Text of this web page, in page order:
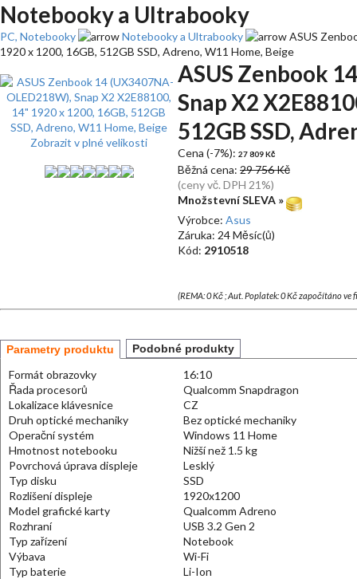
Notebooky a Ultrabooky
PC, Notebooky Notebooky a Ultrabooky
ASUS
1920 x 1200, 16GB, 512GB SSD, Adreno, W11 Home, Beige
Zobrazit v plné velikosti
ASUS Zenbook
Snap X2
512GB SSD,
Cena (-7%): 27 809 Kč
Běžná cena: 29 756 Kč
(ceny vč. DPH 21%)
Množstevní SLEVA »
Výrobce: Asus
Záruka: 24 Měsíc(ů)
Kód: 2910518
(REMA: 0 Kč ; Aut. Poplatek: 0 Kč započítáno
Parametry produktu Podobné produkty
Formát obrazovky
16:10
Řada procesorů
Qualcomm Snapdragon
Lokalizace klávesnice
CZ
Druh optické mechaniky
Bez optické mechaniky
Operační systém
Windows 11 Home
Hmotnost notebooku
Nižší než 1.5 kg
Povrchová úprava displeje
Lesklý
Typ disku
SSD
Rozlišení displeje
1920x1200
Model grafické karty
Qualcomm Adreno
Rozhraní
USB 3.2 Gen 2
Typ zařízení
Notebook
Výbava
Wi-Fi
Typ baterie
Li-Ion